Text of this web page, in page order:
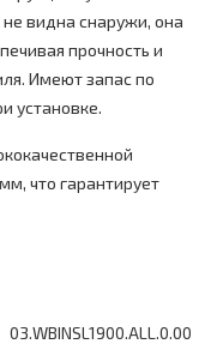
не видна снаружи, она
прочность и
Имеют запас по
установке.
что гарантирует
03.WBINSL1900.ALL.0.00